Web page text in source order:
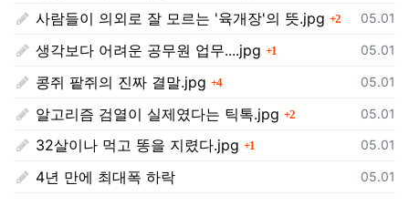
등록일
05.01
사람들이 의외로 잘 모르는 '육개장'의 뜻.jpg 2댓글
등록일
05.01
생각보다 어려운 공무원 업무....jpg 1
등록일
05.01
콩쥐 팥쥐의 진짜 결말.jpg 4댓글
등록일
05.01
알고리즘 검열이 실제였다는 틱톡.jpg 2댓글
등록일
05.01
32살이나 먹고 똥을 지렸다.jpg 1
등록일
05.01
4년 만에 최대폭 하락